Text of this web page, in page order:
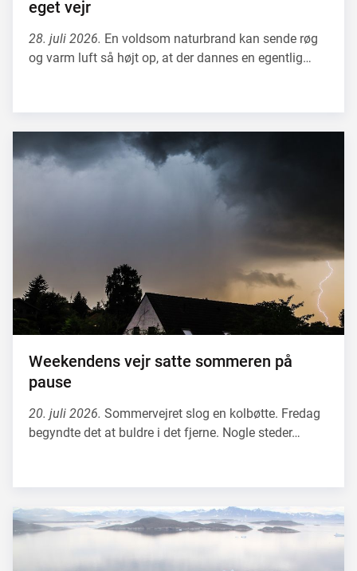
eget vejr
28. juli 2026. En voldsom naturbrand kan sende røg
og varm luft så højt op, at der dannes en egentlig…
Weekendens vejr satte sommeren på
pause
20. juli 2026. Sommervejret slog en kolbøtte. Fredag
begyndte det at buldre i det fjerne. Nogle steder…